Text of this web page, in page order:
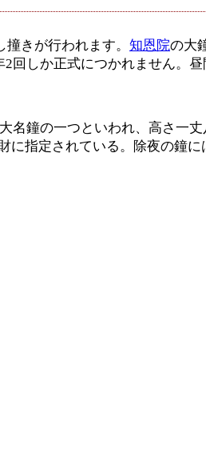
きが行われます。 知恩院の大
しか正式につかれません。昼
名鐘の一つといわれ、高さ一
指定されている。除夜の鐘